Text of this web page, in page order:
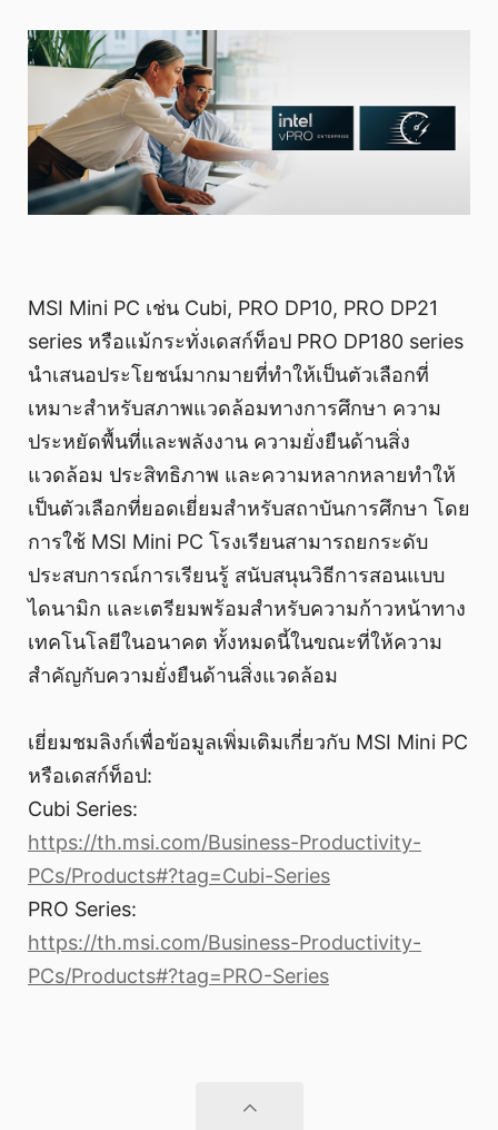
MSI Mini PC เช่น Cubi, PRO DP10, PRO DP21
series หรือแม้กระทั่งเดสก์ท็อป PRO DP180 series
นำเสนอประโยชน์มากมายที่ทำให้เป็นตัวเลือกที่
เหมาะสำหรับสภาพแวดล้อมทางการศึกษา ความ
ประหยัดพื้นที่และพลังงาน ความยั่งยืนด้านสิ่ง
แวดล้อม ประสิทธิภาพ และความหลากหลายทำให้
เป็นตัวเลือกที่ยอดเยี่ยมสำหรับสถาบันการศึกษา โดย
การใช้ MSI Mini PC โรงเรียนสามารถยกระดับ
ประสบการณ์การเรียนรู้ สนับสนุนวิธีการสอนแบบ
ไดนามิก และเตรียมพร้อมสำหรับความก้าวหน้าทาง
เทคโนโลยีในอนาคต ทั้งหมดนี้ในขณะที่ให้ความ
สำคัญกับความยั่งยืนด้านสิ่งแวดล้อม
เยี่ยมชมลิงก์เพื่อข้อมูลเพิ่มเติมเกี่ยวกับ MSI Mini PC
หรือเดสก์ท็อป:
Cubi Series:
https://th.msi.com/Business-Productivity-
PCs/Products#?tag=Cubi-Series
PRO Series:
https://th.msi.com/Business-Productivity-
PCs/Products#?tag=PRO-Series